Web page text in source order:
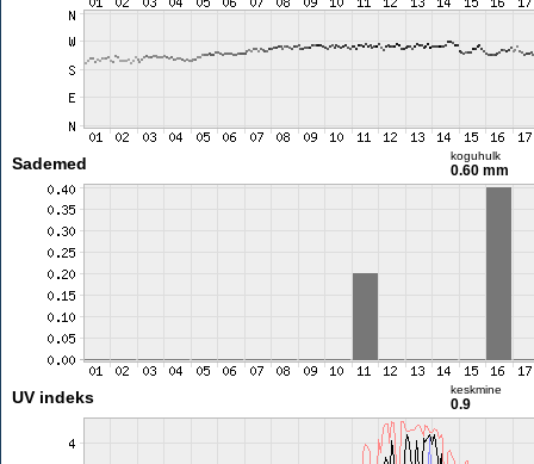
Sademed koguhulk
0.60 mm
UV indeks keskmine
0.9